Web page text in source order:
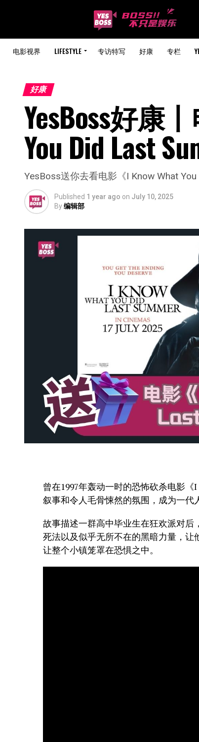
电影视界 LIFESTYLE 专访特写 好康 专栏
好康
YesBoss好康
You Did Last
YesBoss送你去看电影《I Know What
Published 1 year ago on July 10, 2025
By编辑部
曾在1997年轰动一时的恐怖砍杀电影
叙事和令人毛骨悚然的氛围，成为一代
故事描述一群高中毕业生在狂欢派对
死法以及似乎无所不在的黑暗力量，
让整个小镇笼罩在恐惧之中。